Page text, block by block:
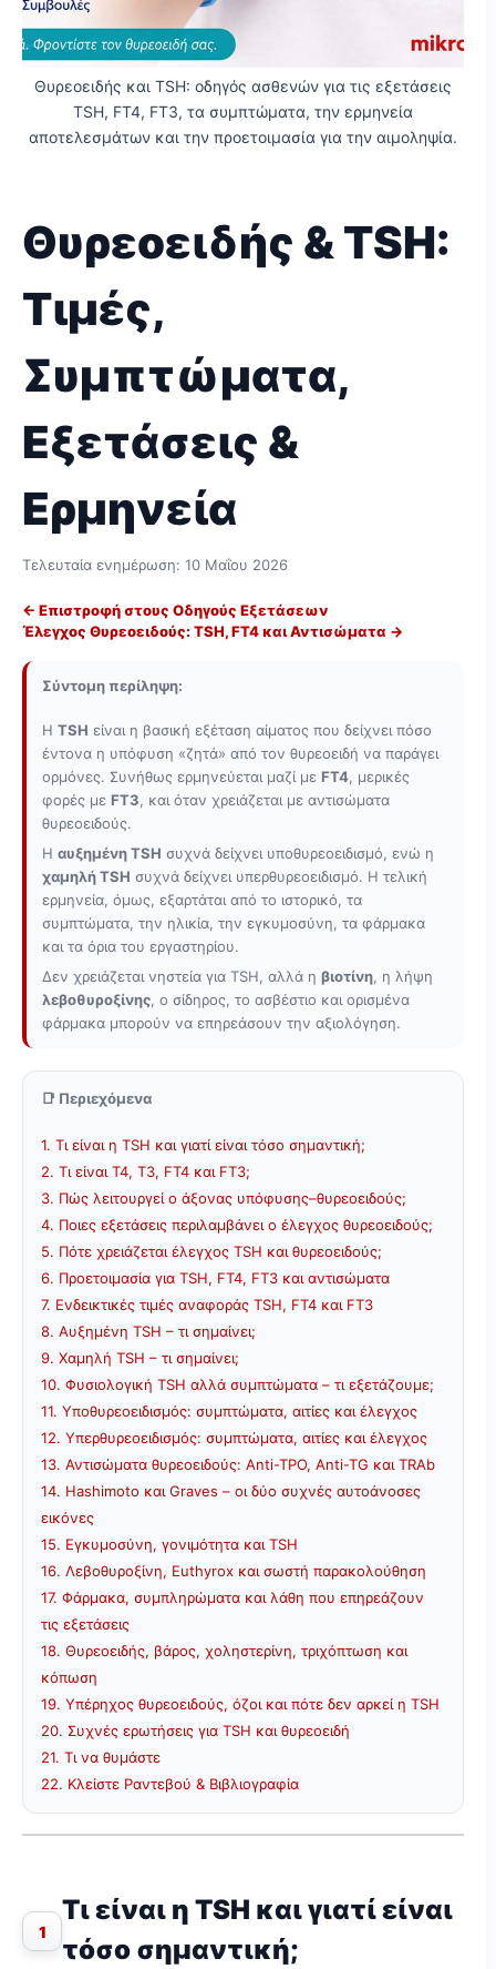
Θυρεοειδής και TSH: οδηγός ασθενών για τις εξετάσεις
TSH, FT4, FT3, τα συμπτώματα, την ερμηνεία
αποτελεσμάτων και την προετοιμασία για την αιμοληψία.
Θυρεοειδής & TSH:
Τιμές,
Συμπτώματα,
Εξετάσεις &
Ερμηνεία
Τελευταία ενημέρωση: 10 Μαΐου 2026
← Επιστροφή στους Οδηγούς Εξετάσεων
Έλεγχος Θυρεοειδούς: TSH, FT4 και Αντισώματα →
Σύντομη περίληψη:
Η TSH είναι η βασική εξέταση αίματος που δείχνει πόσο
έντονα η υπόφυση «ζητά» από τον θυρεοειδή να παράγει
ορμόνες. Συνήθως ερμηνεύεται μαζί με FT4, μερικές
φορές με FT3, και όταν χρειάζεται με αντισώματα
θυρεοειδούς.
Η αυξημένη TSH συχνά δείχνει υποθυρεοειδισμό, ενώ η
χαμηλή TSH συχνά δείχνει υπερθυρεοειδισμό. Η τελική
ερμηνεία, όμως, εξαρτάται από το ιστορικό, τα
συμπτώματα, την ηλικία, την εγκυμοσύνη, τα φάρμακα
και τα όρια του εργαστηρίου.
Δεν χρειάζεται νηστεία για TSH, αλλά η βιοτίνη, η λήψη
λεβοθυροξίνης, ο σίδηρος, το ασβέστιο και ορισμένα
φάρμακα μπορούν να επηρεάσουν την αξιολόγηση.
📑 Περιεχόμενα
1. Τι είναι η TSH και γιατί είναι τόσο σημαντική;
2. Τι είναι Τ4, Τ3, FT4 και FT3;
3. Πώς λειτουργεί ο άξονας υπόφυσης–θυρεοειδούς;
4. Ποιες εξετάσεις περιλαμβάνει ο έλεγχος θυρεοειδούς;
5. Πότε χρειάζεται έλεγχος TSH και θυρεοειδούς;
6. Προετοιμασία για TSH, FT4, FT3 και αντισώματα
7. Ενδεικτικές τιμές αναφοράς TSH, FT4 και FT3
8. Αυξημένη TSH – τι σημαίνει;
9. Χαμηλή TSH – τι σημαίνει;
10. Φυσιολογική TSH αλλά συμπτώματα – τι εξετάζουμε;
11. Υποθυρεοειδισμός: συμπτώματα, αιτίες και έλεγχος
12. Υπερθυρεοειδισμός: συμπτώματα, αιτίες και έλεγχος
13. Αντισώματα θυρεοειδούς: Anti-TPO, Anti-TG και TRAb
14. Hashimoto και Graves – οι δύο συχνές αυτοάνοσες
εικόνες
15. Εγκυμοσύνη, γονιμότητα και TSH
16. Λεβοθυροξίνη, Euthyrox και σωστή παρακολούθηση
17. Φάρμακα, συμπληρώματα και λάθη που επηρεάζουν
τις εξετάσεις
18. Θυρεοειδής, βάρος, χοληστερίνη, τριχόπτωση και
κόπωση
19. Υπέρηχος θυρεοειδούς, όζοι και πότε δεν αρκεί η TSH
20. Συχνές ερωτήσεις για TSH και θυρεοειδή
21. Τι να θυμάστε
22. Κλείστε Ραντεβού & Βιβλιογραφία
1
Τι είναι η TSH και γιατί είναι
τόσο σημαντική;